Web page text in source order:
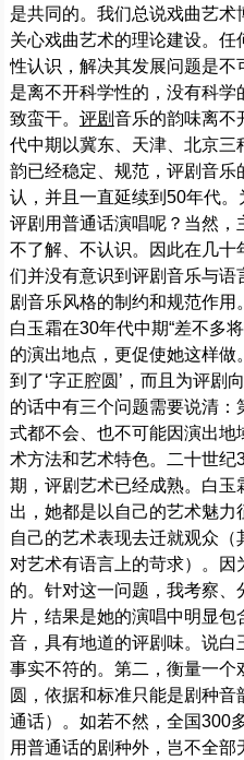
是共同的。我们总说戏曲艺
关心戏曲艺术的理论建设。
性认识，解决其发展问题是
是离不开科学性的，没有科
致蛮干。 评剧音乐的韵味离不
代中期以冀东、天津、北京
韵已经稳定、规范，评剧音乐
认，并且一直延续到50年代
评剧用普通话演唱呢？当然
不了解、不认识。因此在几
们并没有意识到评剧音乐与
剧音乐风格的制约和规范作
白玉霜在30年代中期“差不多
的演出地点，更促使她这样
到了‘字正腔圆’，而且为评剧
的话中有三个问题需要说清
式都不会、也不可能因演出
术方法和艺术特色。二十世
期，评剧艺术已经成熟。白
出，她都是以自己的艺术魅
自己的艺术表现去迁就观众
对艺术有语言上的苛求）。因
的。针对这一问题，我考察
片，结果是她的演唱中明显
音，具有地道的评剧味。说
事实不符的。第二，衡量一
圆，依据和标准只能是剧种
通话）。如若不然，全国300
用普通话的剧种外，岂不全部